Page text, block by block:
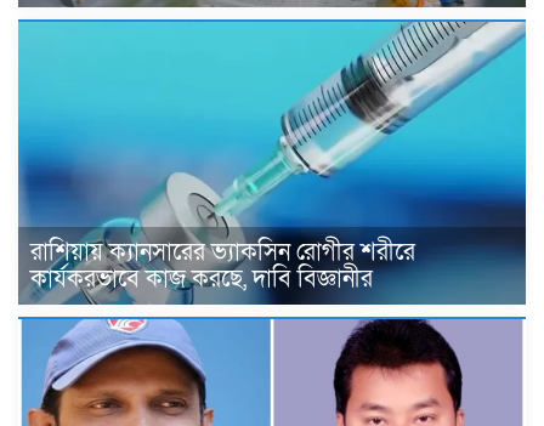
রাশিয়ায় ক্যানসারের ভ্যাকসিন রোগীর শরীরে
কার্যকরভাবে কাজ করছে, দাবি বিজ্ঞানীর